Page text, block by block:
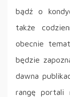
bądź o
także
obecnie
będzie
dawna
rangę portali